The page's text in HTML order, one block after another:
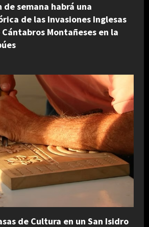
semana habrá una
de las Invasiones Inglesas
Montañeses en la
de Cultura en un San Isidro